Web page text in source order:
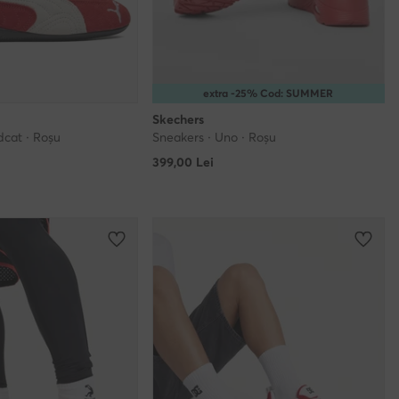
· Roșu
extra -25% Cod: SUMMER
Skechers
Sneakers · Uno · Roșu
399,00 Lei